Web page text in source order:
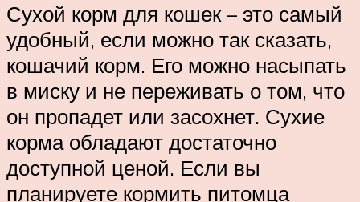
Сухой корм для кошек – это самый
удобный, если можно так сказать,
кошачий корм. Его можно насыпать
в миску и не переживать о том, что
он пропадет или засохнет. Сухие
корма обладают достаточно
доступной ценой. Если вы
планируете кормить питомца